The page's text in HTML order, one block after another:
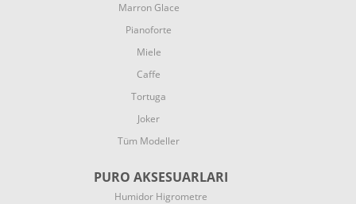
Marron Glace
Pianoforte
Miele
Caffe
Tortuga
Joker
Tüm Modeller
PURO AKSESUARLARI
Humidor Higrometre